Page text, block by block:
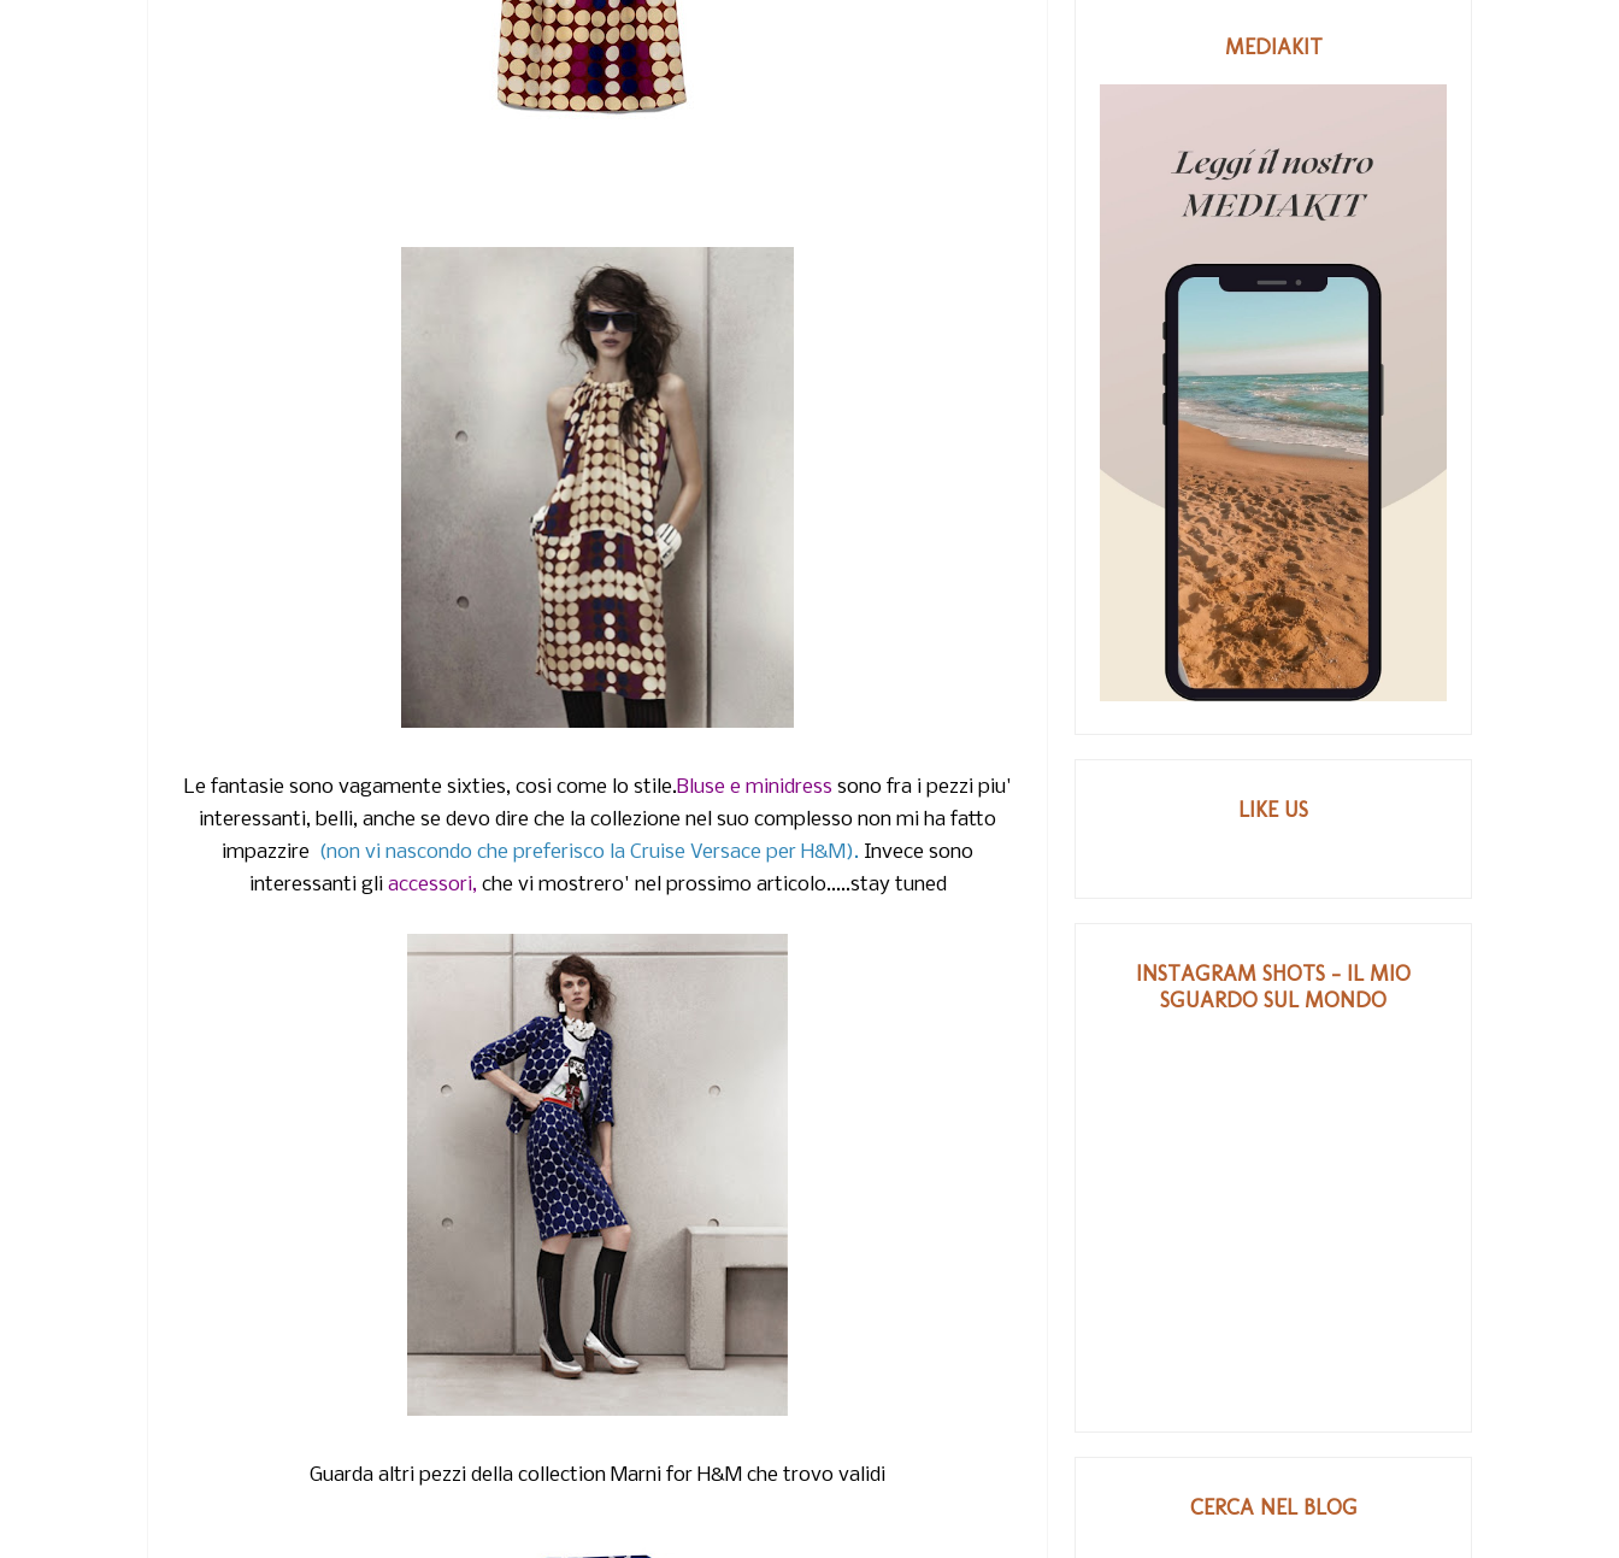
Le fantasie sono vagamente sixties, cosi come lo stile.Bluse e minidress sono fra i pezzi piu'
interessanti, belli, anche se devo dire che la collezione nel suo complesso non mi ha fatto
impazzire (non vi nascondo che preferisco la Cruise Versace per H&M). Invece sono
interessanti gli accessori, che vi mostrero' nel prossimo articolo.....stay tuned
Guarda altri pezzi della collection Marni for H&M che trovo validi
MEDIAKIT
LIKE US
INSTAGRAM SHOTS - IL MIO
SGUARDO SUL MONDO
CERCA NEL BLOG